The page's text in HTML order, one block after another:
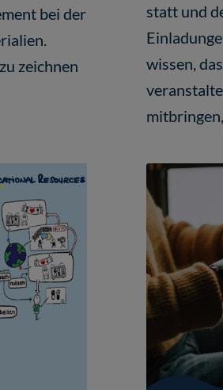
bei der
zeichnen
statt und
wissen,